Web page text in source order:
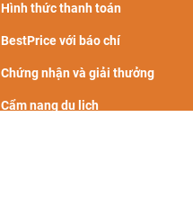
Hình thức thanh toán
BestPrice với báo chí
Chứng nhận và giải thưởng
Cẩm nang du lịch